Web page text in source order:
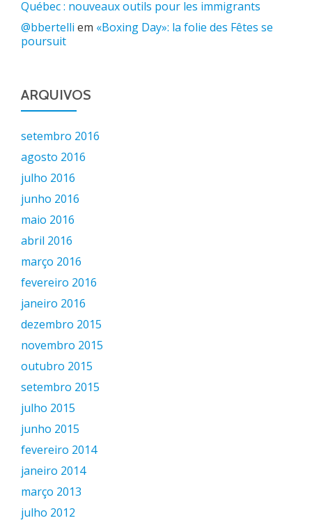
Québec : nouveaux outils pour les immigrants
@bbertelli em «Boxing Day»: la folie des Fêtes se
poursuit
ARQUIVOS
setembro 2016
agosto 2016
julho 2016
junho 2016
maio 2016
abril 2016
março 2016
fevereiro 2016
janeiro 2016
dezembro 2015
novembro 2015
outubro 2015
setembro 2015
julho 2015
junho 2015
fevereiro 2014
janeiro 2014
março 2013
julho 2012